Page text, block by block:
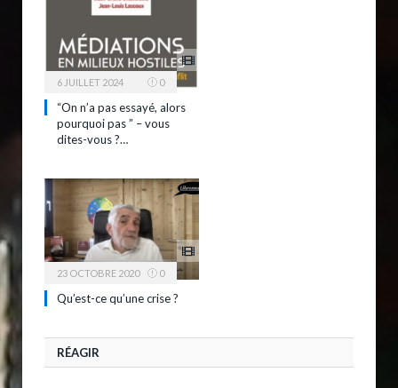
6 JUILLET 2024 0
“On n’a pas essayé, alors
pourquoi pas ” – vous
dites-vous ?…
23 OCTOBRE 2020 0
Qu’est-ce qu’une crise ?
RÉAGIR